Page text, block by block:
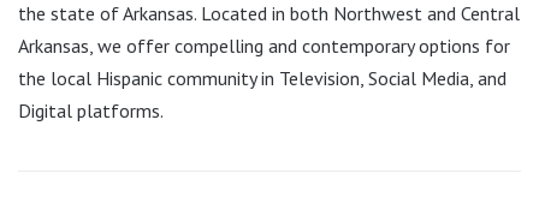
the state of Arkansas. Located in both Northwest and Central
Arkansas, we offer compelling and contemporary options for
the local Hispanic community in Television, Social Media, and
Digital platforms.